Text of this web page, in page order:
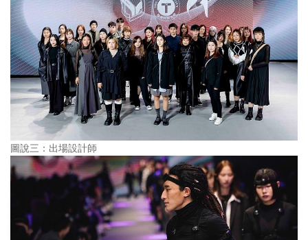
圖說三：出場設計師